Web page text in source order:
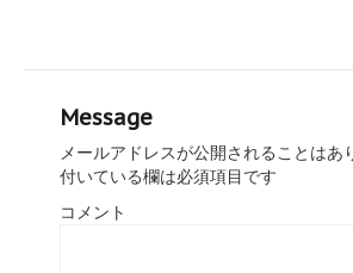
Message
メールアドレスが公開されることはあ
付いている欄は必須項目です
コメント